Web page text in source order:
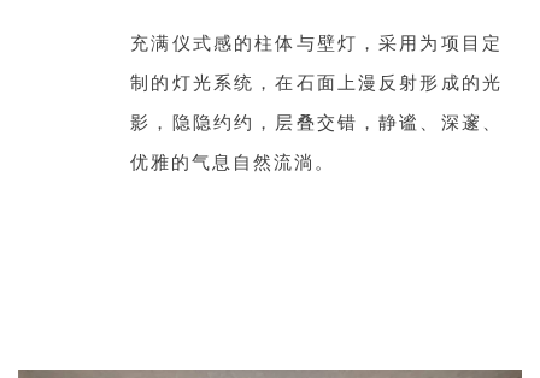
充满仪式感的柱体与壁灯，采用为项目定
制的灯光系统，在石面上漫反射形成的光
影，隐隐约约，层叠交错，静谧、深邃、
优雅的气息自然流淌。